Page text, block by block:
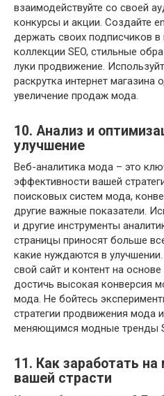
взаимодействуйте со своей
конкурсы и акции. Создайте
держать своих подписчиков
коллекции SEO, стильные
луки продвижение.
раскрутка интернет
увеличение продаж мода.
10. Анализ и
улучшение
Веб-аналитика мода – это
эффективности вашей
поисковых систем мода,
другие важные показатели.
и другие инструменты
страницы приносят больше
какие нуждаются в
свой сайт и контент на
достичь высокая конверсия
мода. Не бойтесь
стратегии продвижения мода
меняющимся модные тренды
11. Как заработать
вашей страсти